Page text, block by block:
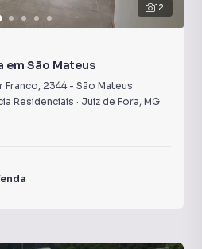
12
em São Mateus
Franco, 2344- São Mateus
Residenciais · Juiz de Fora, MG